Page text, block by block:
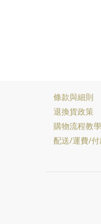
條款與細則
退換貨政策
購物流程教學
配送/運費/